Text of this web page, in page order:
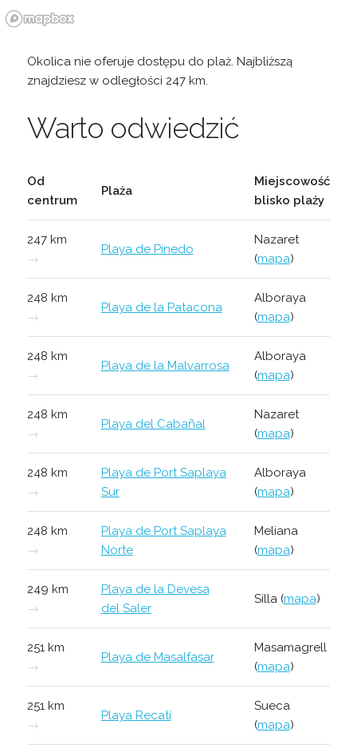
Okolica nie oferuje dostępu do plaż. Najbliższą
znajdziesz w odległości 247 km.
Warto odwiedzić
Od
centrum
Plaża
Miejscowość
blisko plaży
247 km
→
Playa de Pinedo
Nazaret
(mapa)
248 km
→
Playa de la Patacona
Alboraya
(mapa)
248 km
→
Playa de la Malvarrosa
Alboraya
(mapa)
248 km
→
Playa del Cabañal
Nazaret
(mapa)
248 km
→
Playa de Port Saplaya
Sur
Alboraya
(mapa)
248 km
→
Playa de Port Saplaya
Norte
Meliana
(mapa)
249 km
→
Playa de la Devesa
del Saler
Silla (mapa)
251 km
→
Playa de Masalfasar
Masamagrell
(mapa)
251 km
→
Playa Recatí
Sueca
(mapa)